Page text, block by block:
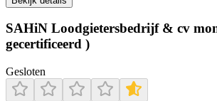
SAHiN Loodgietersbedrijf & cv
gecertificeerd )
Gesloten